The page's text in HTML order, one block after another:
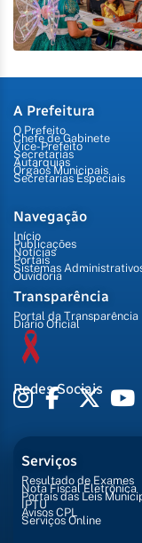
A Prefeitura
O Prefeito
Chefe de Gabinete
Vice-Prefeito
Secretarias
Autarquias
Órgãos Municipais
Secretarias Especiais
Navegação
Início
Publicações
Notícias
Portais
Sistemas
Ouvidoria
Transparência
Portal da Transparência
Diário Oficial
Redes Sociais
Serviços
Resultado de Exames
Nota Fiscal Eletrônica
Portais das Leis
IPTU
Avisos CPL
Serviços Online